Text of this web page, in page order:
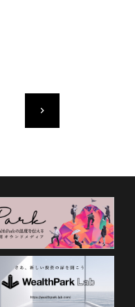
keyboard_arrow_right